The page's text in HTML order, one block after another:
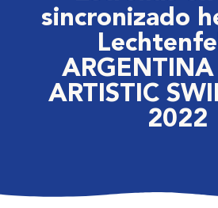
sincronizado
ARTISTIC
2022